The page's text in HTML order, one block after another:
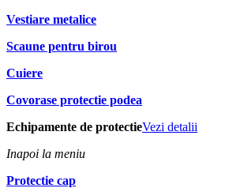
Vestiare metalice
Scaune pentru birou
Cuiere
Covorase protectie podea
Echipamente de protectieVezi detalii
Inapoi la meniu
Protectie cap